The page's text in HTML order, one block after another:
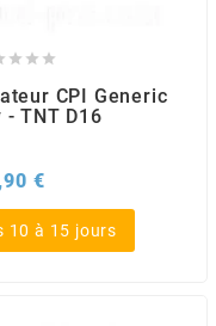
  
CPI Generic
- TNT D16
€Prix
10 à 15 jours